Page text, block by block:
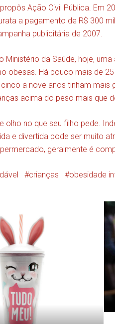
Ação Civil Pública. Em
a pagamento de R$ 300
publicitária de 2007.
Ministério da Saúde, hoje,
obesas. Há pouco mais de
a nove anos tinham
acima do peso mais que
olho no que seu filho pede.
e divertida pode ser muito
geralmente é
crianças obesidade